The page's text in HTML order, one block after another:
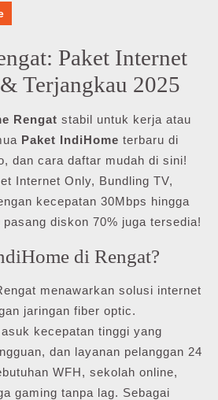
Paket Internet
Terjangkau 2025
Rengat stabil untuk kerja atau
Paket IndiHome terbaru di
dan cara daftar mudah di sini!
Internet Only, Bundling TV,
kecepatan 30Mbps hingga
diskon 70% juga tersedia!
di Rengat?
menawarkan solusi internet
jaringan fiber optic.
kecepatan tinggi yang
dan layanan pelanggan 24
WFH, sekolah online,
gaming tanpa lag. Sebagai